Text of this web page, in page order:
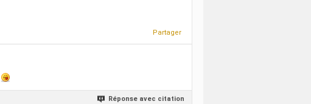
Partager
Réponse avec citation